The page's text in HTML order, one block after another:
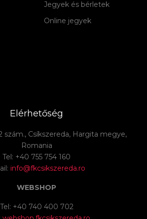
Jegyek és bérletek
Online jegyek
Elérhetőség
szám., Csíkszereda, Hargita megye,
Romania
Tel: +40 755 754 160
info@fkcsikszereda.ro
WEBSHOP
Tel: +40 740 400 702